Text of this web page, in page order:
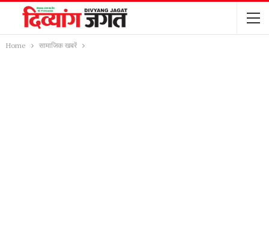
Home सामाजिक खबरें